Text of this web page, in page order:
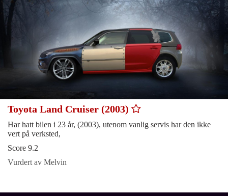
Toyota Land Cruiser (2003)
Har hatt bilen i 23 år, (2003), utenom vanlig servis har den ikke
vert på verksted,
Score 9.2
Vurdert av Melvin